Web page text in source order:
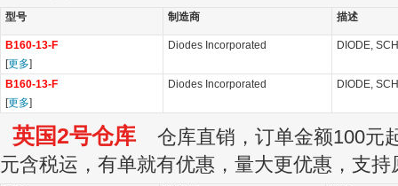
型号 制造商 描述
B160-13-F
[更多]
Diodes Incorporated DIODE,
B160-13-F
[更多]
Diodes Incorporated DIODE,
英国2号仓库 仓库直销，订单金额100元
元含税运，有单就有优惠，量大更优惠，支持